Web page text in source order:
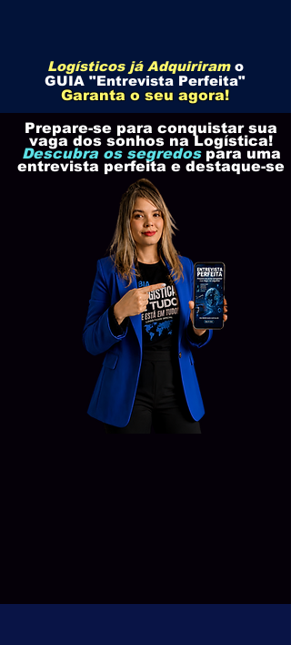
Logísticos já Adquiriramo
GUIA "Entrevista Perfeita"
Garanta o seu agora!
Prepare-se para conquistar sua
vaga dos sonhos na Logística!
Descubra os segredospara uma
entrevista perfeita e destaque-se